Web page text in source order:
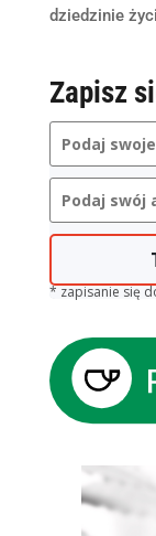
dziedzinie
Zapisz
* zapisanie się